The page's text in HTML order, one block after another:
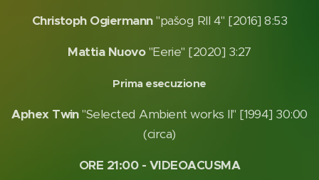
Christoph Ogiermann"pašog RII 4" [2016] 8:53
Mattia Nuovo"Eerie" [2020] 3:27
Prima esecuzione
Aphex Twin"Selected Ambient works II" [1994] 30:00
(circa)
ORE 21:00 - VIDEOACUSMA